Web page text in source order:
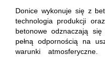
Donice wykonuje się z
technologia produkcji
betonowe odznaczają się
pełną odpornością na
warunki